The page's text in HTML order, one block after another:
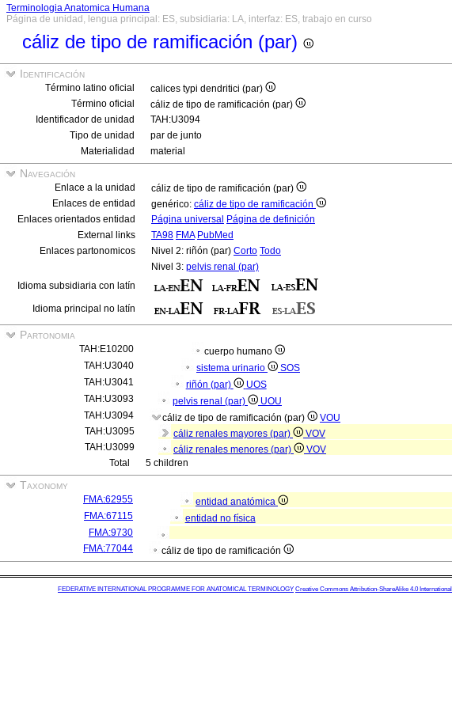
Terminologia Anatomica Humana
Página de unidad, lengua principal: ES, subsidiaria: LA, interfaz: ES, trabajo en curso
cáliz de tipo de ramificación (par)
Identificación
Término latino oficial
calices typi dendritici (par)
Término oficial
cáliz de tipo de ramificación (par)
Identificador de unidad
TAH:U3094
Tipo de unidad
par de junto
Materialidad
material
Navegación
Enlace a la unidad
cáliz de tipo de ramificación (par)
Enlaces de entidad
genérico: cáliz de tipo de ramificación
Enlaces orientados entidad
Página universal Página de definición
External links
TA98 FMA PubMed
Enlaces partonomicos
Nivel 2: riñón (par) Corto Todo
Nivel 3: pelvis renal (par)
Idioma subsidiaria con latín
Idioma principal no latín
Partonomia
TAH:E10200
cuerpo humano
TAH:U3040
sistema urinario
SOS
TAH:U3041
riñón (par)
UOS
TAH:U3093
pelvis renal (par)
UOU
TAH:U3094
cáliz de tipo de ramificación (par)
VOU
TAH:U3095
cáliz renales mayores (par)
VOV
TAH:U3099
cáliz renales menores (par)
VOV
Total
5 children
Taxonomy
FMA:62955
entidad anatómica
FMA:67115
entidad no física
FMA:9730
FMA:77044
cáliz de tipo de ramificación
FEDERATIVE INTERNATIONAL PROGRAMME FOR ANATOMICAL TERMINOLOGY Creative Commons Attribution-ShareAlike 4.0 International